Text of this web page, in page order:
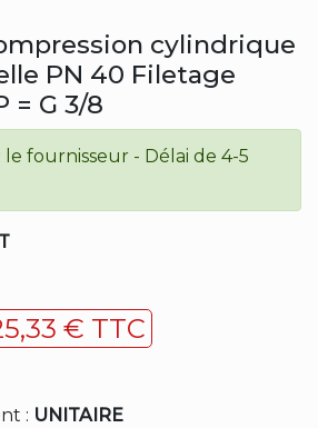
cylindrique
PN 40 Filetage
= G 3/8
fournisseur - Délai de 4-5
€ TTC
: UNITAIRE